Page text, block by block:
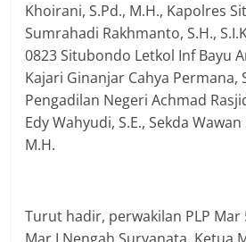
Khoirani, S.Pd., M.H., Kapolres
Sumrahadi Rakhmanto, S.H.,
0823 Situbondo Letkol Inf Bayu
Kajari Ginanjar Cahya Permana,
Pengadilan Negeri Achmad
Edy Wahyudi, S.E., Sekda
M.H.
Turut hadir, perwakilan PLP